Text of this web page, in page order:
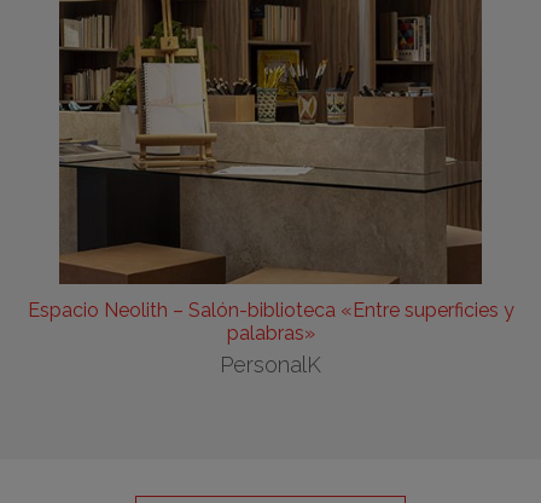
Espacio Neolith – Salón-biblioteca «Entre superficies y
palabras»
PersonalK